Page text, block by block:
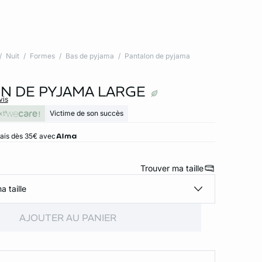
Nuit Formes Bas de pyjama Pantalon de pyjama
DE PYJAMA LARGE
Victime de son succès
dès 35€ avec
Trouver ma taille
taille
AJOUTER AU PANIER